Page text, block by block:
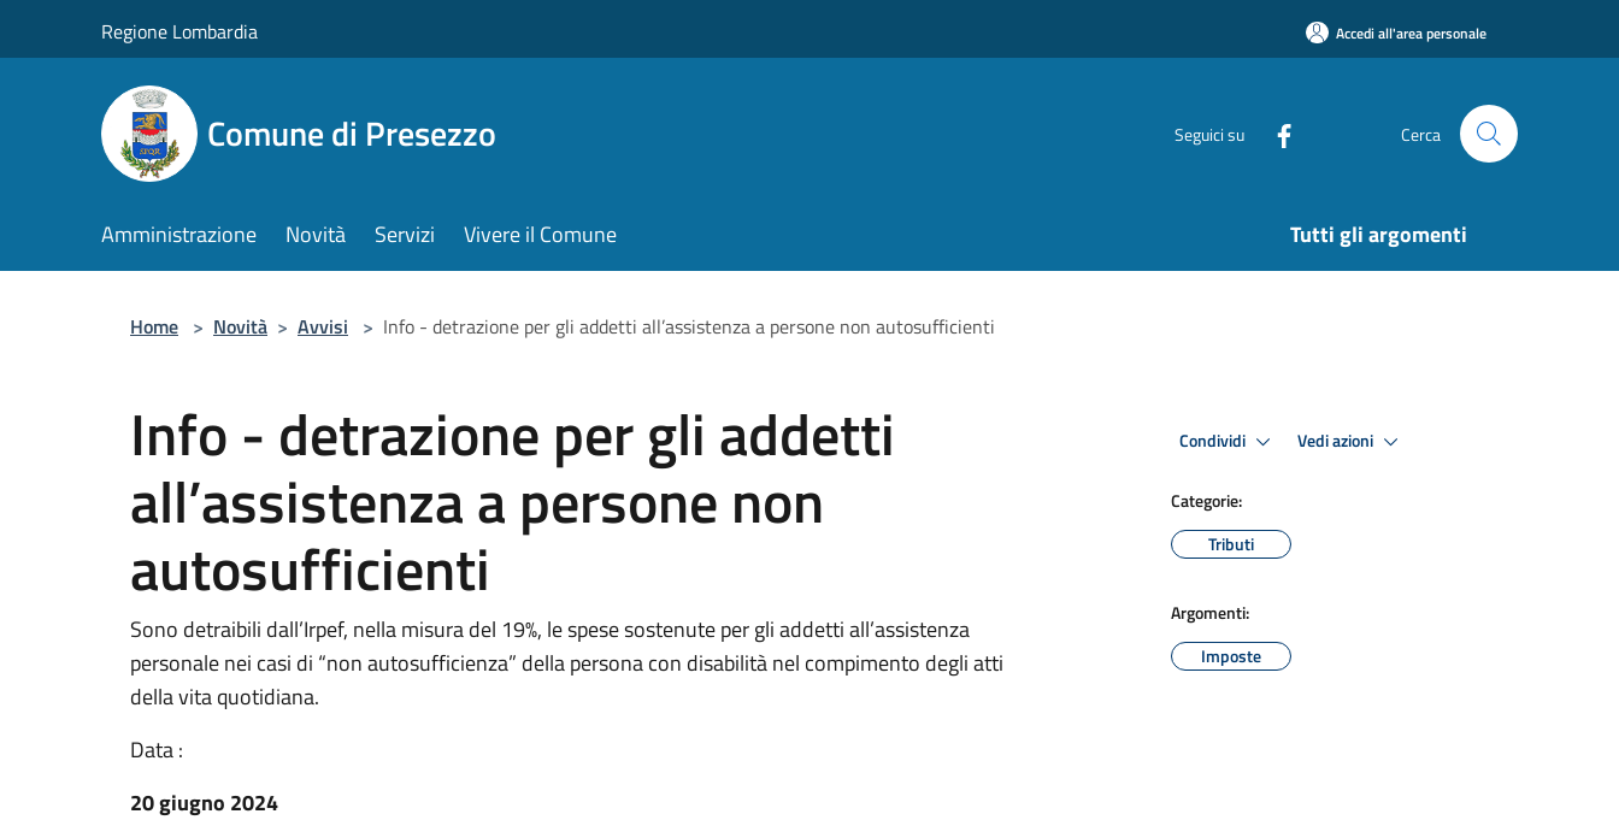
Regione Lombardia Accedi all'area personale
Comune di Presezzo Seguici su Cerca
Amministrazione Novità Servizi Vivere il Comune Tutti gli argomenti
Home > Novità > Avvisi > Info - detrazione per gli addetti all’assistenza a persone non autosufficienti
Info - detrazione per gli addetti
all’assistenza a persone non
autosufficienti
Sono detraibili dall’Irpef, nella misura del 19%, le spese sostenute per gli addetti all’assistenza
personale nei casi di “non autosufficienza” della persona con disabilità nel compimento degli atti
della vita quotidiana.
Data :
20 giugno 2024
Condividi Vedi azioni
Categorie:
Tributi
Argomenti:
Imposte